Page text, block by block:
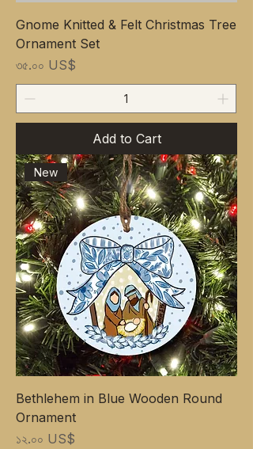
Gnome Knitted & Felt Christmas Tree
Ornament Set
Price
৩৫.০০ US$
Add to Cart
New
Bethlehem in Blue Wooden Round
Ornament
Price
১২.০০ US$